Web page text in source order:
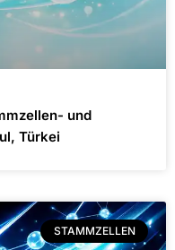
und
Türkei
STAMMZELLEN